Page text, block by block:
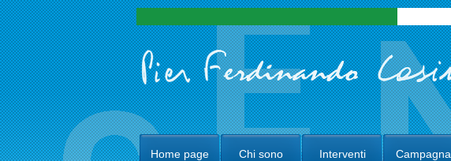
Home page Chi sono Interventi Campagna